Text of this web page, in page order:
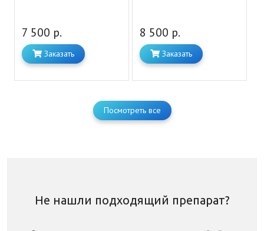
7 500 р.
Заказать
8 500 р.
Заказать
Посмотреть все
Не нашли подходящий препарат?